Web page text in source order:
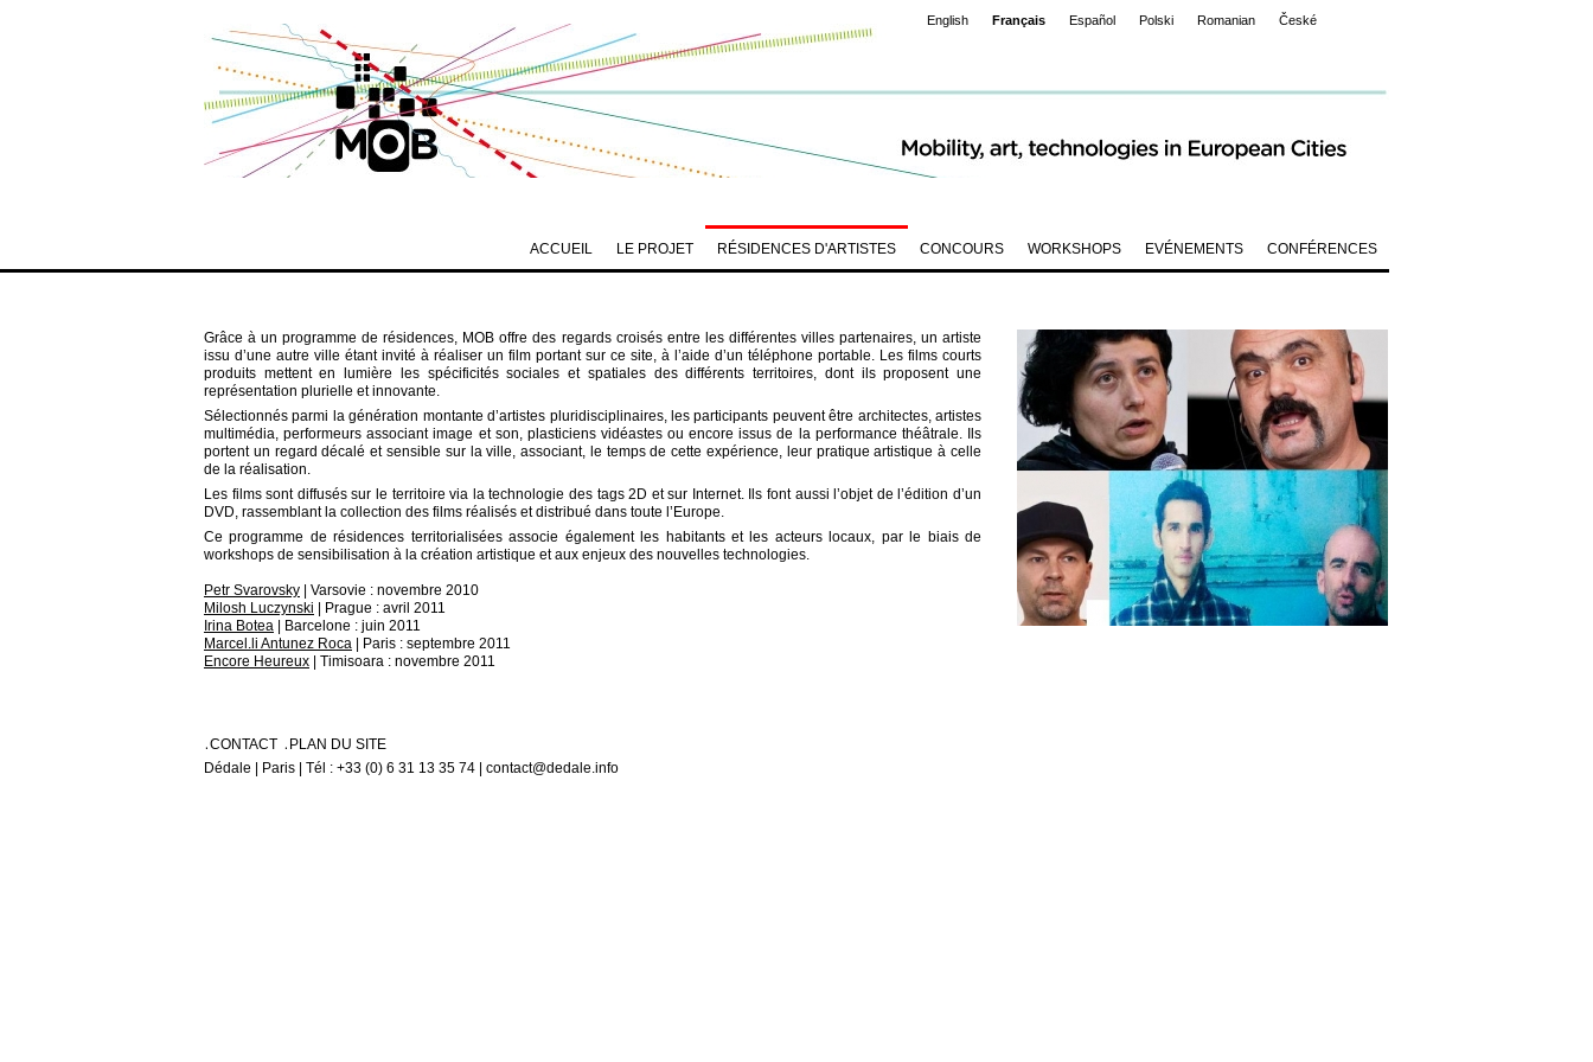
Grâce à un programme de résidences, MOB offre des regards croisés entre les différentes villes partenaires, un artiste
issu d’une autre ville étant invité à réaliser un film portant sur ce site, à l’aide d’un téléphone portable. Les films courts
produits mettent en lumière les spécificités sociales et spatiales des différents territoires, dont ils proposent une
représentation plurielle et innovante.
Sélectionnés parmi la génération montante d’artistes pluridisciplinaires, les participants peuvent être architectes, artistes
multimédia, performeurs associant image et son, plasticiens vidéastes ou encore issus de la performance théâtrale. Ils
portent un regard décalé et sensible sur la ville, associant, le temps de cette expérience, leur pratique artistique à celle
de la réalisation.
Les films sont diffusés sur le territoire via la technologie des tags 2D et sur Internet. Ils font aussi l’objet de l’édition d’un
DVD, rassemblant la collection des films réalisés et distribué dans toute l’Europe.
Ce programme de résidences territorialisées associe également les habitants et les acteurs locaux, par le biais de
workshops de sensibilisation à la création artistique et aux enjeux des nouvelles technologies.
Petr Svarovsky | Varsovie : novembre 2010
Milosh Luczynski | Prague : avril 2011
Irina Botea | Barcelone : juin 2011
Marcel.li Antunez Roca | Paris : septembre 2011
Encore Heureux | Timisoara : novembre 2011
CONFÉRENCES
EVÉNEMENTS
WORKSHOPS
CONCOURS
RÉSIDENCES D'ARTISTES
LE PROJET
ACCUEIL
CONTACT
PLAN DU SITE
Dédale | Paris | Tél : +33 (0) 6 31 13 35 74 | contact@dedale.info
English Français Español Polski Romanian České